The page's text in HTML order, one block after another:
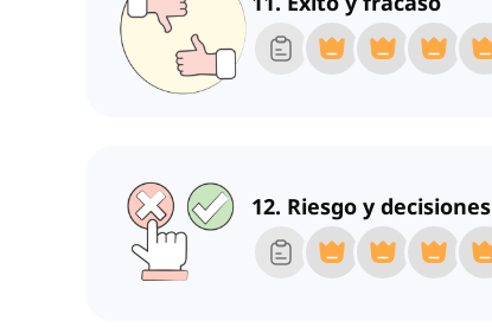
12. Riesgo y decisiones